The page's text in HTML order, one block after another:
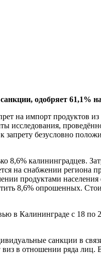
одобряет 61,1%
на импорт продуктов
исследования,
запрету безусловно
8,6% калининградцев.
на снабжении региона
продуктами
8,6% опрошенных.
в Калининграде с 18 по
санкции в
виз в отношении ряда